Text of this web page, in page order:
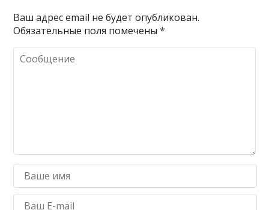
Ваш адрес email не будет опубликован.
Обязательные поля помечены*